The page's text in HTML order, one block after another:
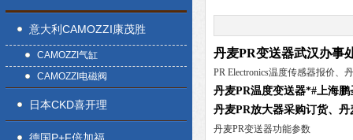
意大利CAMOZZI康茂胜
CAMOZZI气缸
CAMOZZI电磁阀
日本CKD喜开理
丹麦PR变送器武汉办事
PR Electronics温度传感器报价、
丹麦PR温度变送器*#上海
丹麦PR放大器采购订货、
丹麦PR变送器功能参数